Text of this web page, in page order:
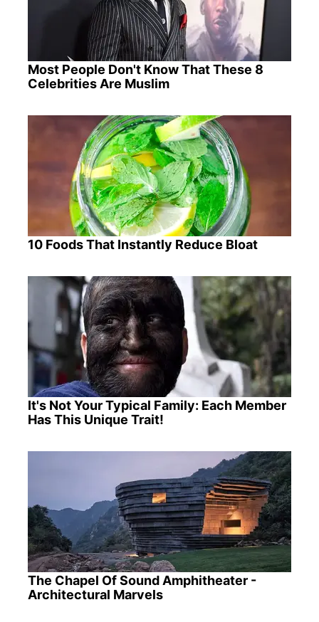
Most People Don't Know That These 8
Celebrities Are Muslim
10 Foods That Instantly Reduce Bloat
It's Not Your Typical Family: Each Member
Has This Unique Trait!
The Chapel Of Sound Amphitheater -
Architectural Marvels